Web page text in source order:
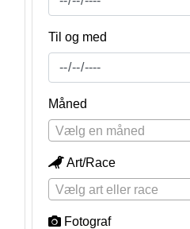
Til og med
Måned
Vælg en måned
Art/Race
Vælg art eller race
Fotograf